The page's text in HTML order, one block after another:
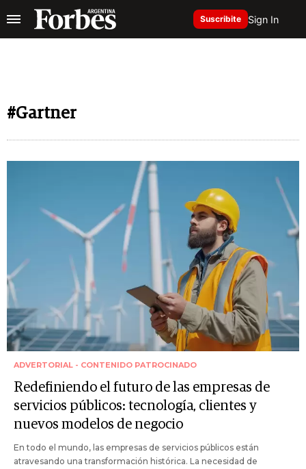
Suscribite Sign In
#Gartner
ADVERTORIAL - CONTENIDO PATROCINADO
Redefiniendo el futuro de las empresas de
servicios públicos: tecnología, clientes y
nuevos modelos de negocio
En todo el mundo, las empresas de servicios públicos están
atravesando una transformación histórica. La necesidad de